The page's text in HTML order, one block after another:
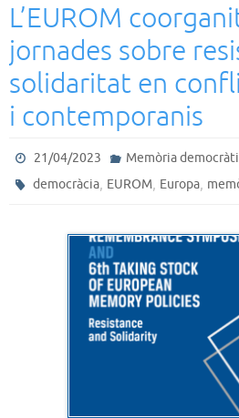
L’EUROM
jornades sobre
solidaritat en
i contemporanis
21/04/2023 Memòria
democràcia, EUROM, Europa,